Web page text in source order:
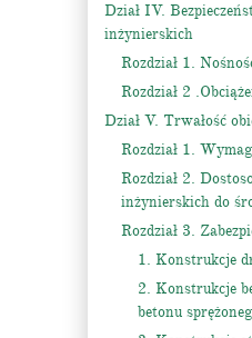
Dział IV.
inżynierskich
Rozdział 1.
Rozdział 2
Dział V. Trwałość
Rozdział 1.
Rozdział 2.
inżynierskich do
Rozdział 3.
1. Konstrukcje
2. Konstrukcje
betonu